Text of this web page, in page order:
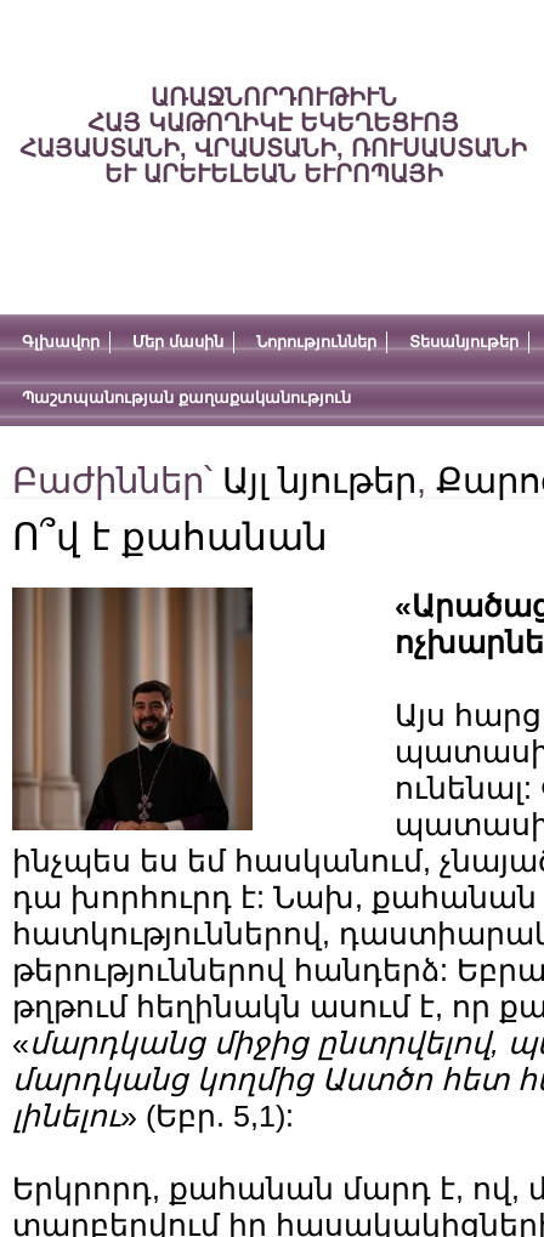
ԱՌԱՋՆՈՐԴՈՒԹԻՒՆ
ՀԱՅ ԿԱԹՈՂԻԿԷ ԵԿԵՂԵՑՒՈՅ
ՀԱՅԱՍՏԱՆԻ, ՎՐԱՍՏԱՆԻ, ՌՈՒՍԱՍՏԱՆԻ
ԵՒ ԱՐԵՒԵԼԵԱՆ ԵՒՐՈՊԱՅԻ
Գլխավոր Մեր մասին Նորություններ Տեսանյութեր
Պաշտպանության քաղաքականություն
Բաժիններ՝ Այլ նյութեր,
Ո՞վ է քահանան
Այս
ինչպես ես եմ հասկանում,
դա խորհուրդ է: Նախ, քահանան
հատկություններով,
թերություններով հանդերձ:
թղթում հեղինակն ասում է, որ
«մարդկանց միջից ընտրվելով,
մարդկանց կողմից Աստծո հետ
լինելու» (Եբր. 5,1):
Երկրորդ, քահանան մարդ է, ով,
տարբերվում իր